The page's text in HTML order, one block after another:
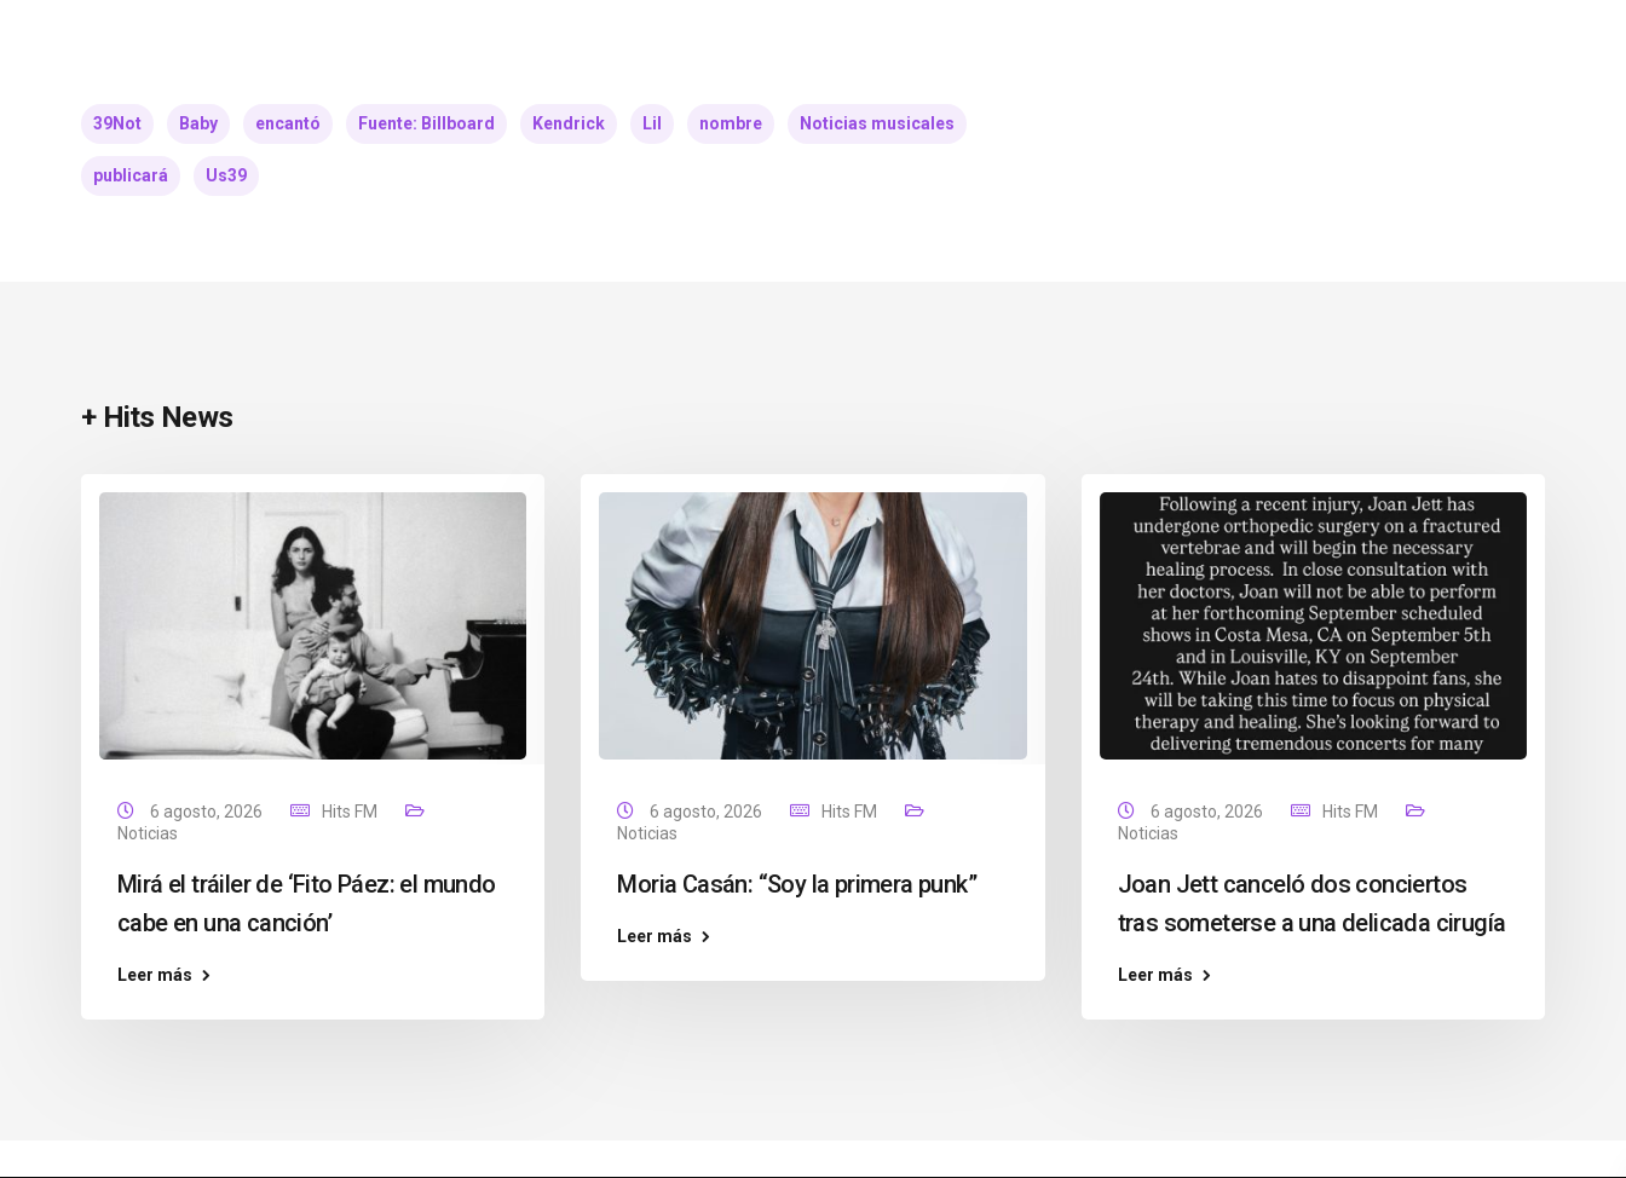
39Not Baby encantó Fuente: Billboard Kendrick Lil nombre Noticias musicales
publicará Us39
+ Hits News
6 agosto, 2026
Hits FM
Noticias
Mirá el tráiler de ‘Fito Páez: el mundo
cabe en una canción’
Leer más
6 agosto, 2026
Hits FM
Noticias
Moria Casán: “Soy la primera punk”
Leer más
6 agosto, 2026
Hits FM
Noticias
Joan Jett canceló dos conciertos
tras someterse a una delicada cirugía
Leer más